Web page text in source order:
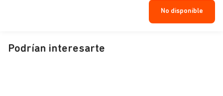
No disponible
Podrían interesarte